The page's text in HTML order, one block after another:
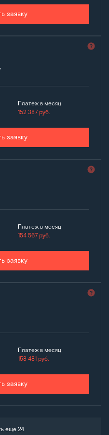
заявку
Платеж в месяц
152 387руб.
заявку
Платеж в месяц
154 567руб.
заявку
Платеж в месяц
158 481руб.
заявку
еще 24